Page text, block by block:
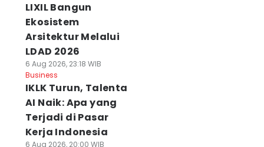
LIXIL Bangun
Ekosistem
Arsitektur Melalui
LDAD 2026
6 Aug 2026, 23:18 WIB
Business
IKLK Turun, Talenta
AI Naik: Apa yang
Terjadi di Pasar
Kerja Indonesia
6 Aug 2026, 20:00 WIB